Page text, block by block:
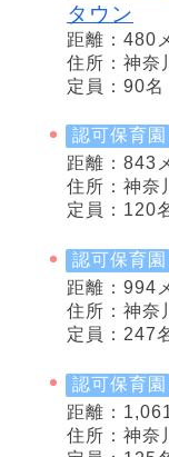
タウン
距離：480
住所：神奈
定員：90名
認可保育園
距離：843
住所：神奈
定員：120
認可保育園
距離：994
住所：神奈
定員：247
認可保育園
距離：
住所：神奈